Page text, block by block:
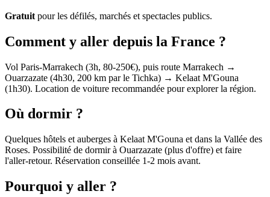
Gratuit pour les défilés, marchés et spectacles publics.
Comment y aller depuis la France ?
Vol Paris-Marrakech (3h, 80-250€), puis route Marrakech →
Ouarzazate (4h30, 200 km par le Tichka) → Kelaat M'Gouna
(1h30). Location de voiture recommandée pour explorer la région.
Où dormir ?
Quelques hôtels et auberges à Kelaat M'Gouna et dans la Vallée des
Roses. Possibilité de dormir à Ouarzazate (plus d'offre) et faire
l'aller-retour. Réservation conseillée 1-2 mois avant.
Pourquoi y aller ?